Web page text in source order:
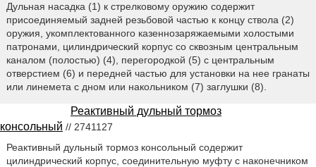
Дульная насадка (1) к стрелковому оружию содержит
присоединяемый задней резьбовой частью к концу ствола (2)
оружия, укомплектованного казеннозаряжаемыми холостыми
патронами, цилиндрический корпус со сквозным центральным
каналом (полостью) (4), перегородкой (5) с центральным
отверстием (6) и передней частью для установки на нее гранаты
или линемета с дном или накольником (7) заглушки (8).
Реактивный дульный тормоз
консольный // 2741127
Реактивный дульный тормоз консольный содержит
цилиндрический корпус, соединительную муфту с наконечником